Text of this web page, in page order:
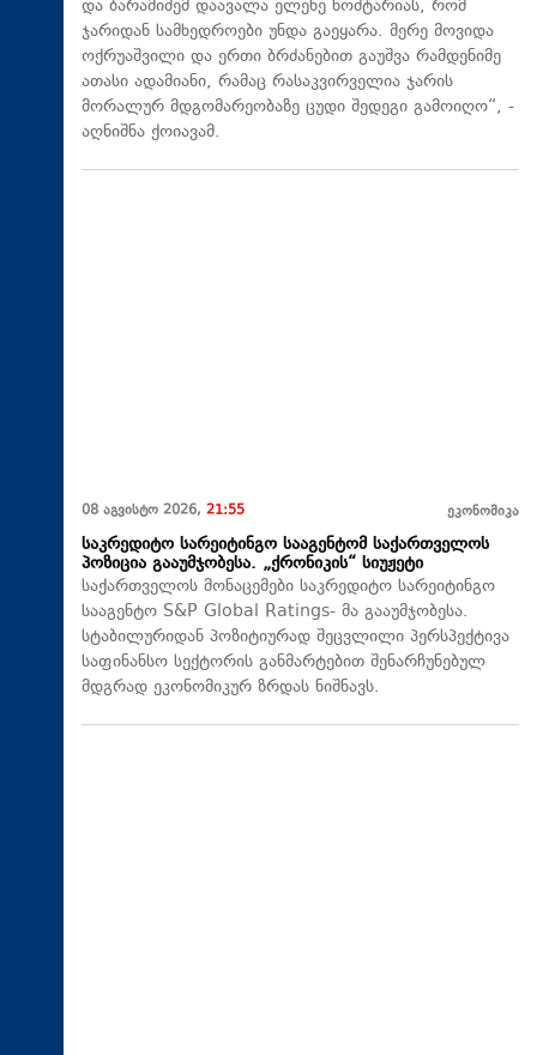
და ბარამიძემ დაავალა ელენე ხოშტარიას, რომ
ჯარიდან სამხედროები უნდა გაეყარა. მერე მოვიდა
ოქრუაშვილი და ერთი ბრძანებით გაუშვა რამდენიმე
ათასი ადამიანი, რამაც რასაკვირველია ჯარის
მორალურ მდგომარეობაზე ცუდი შედეგი გამოიღო“, -
აღნიშნა ქოიავამ.
08 აგვისტო 2026, 21:55 ეკონომიკა
საკრედიტო სარეიტინგო სააგენტომ საქართველოს
პოზიცია გააუმჯობესა. „ქრონიკის“ სიუჟეტი
საქართველოს მონაცემები საკრედიტო სარეიტინგო
სააგენტო S&P Global Ratings- მა გააუმჯობესა.
სტაბილურიდან პოზიტიურად შეცვლილი პერსპექტივა
საფინანსო სექტორის განმარტებით შენარჩუნებულ
მდგრად ეკონომიკურ ზრდას ნიშნავს.